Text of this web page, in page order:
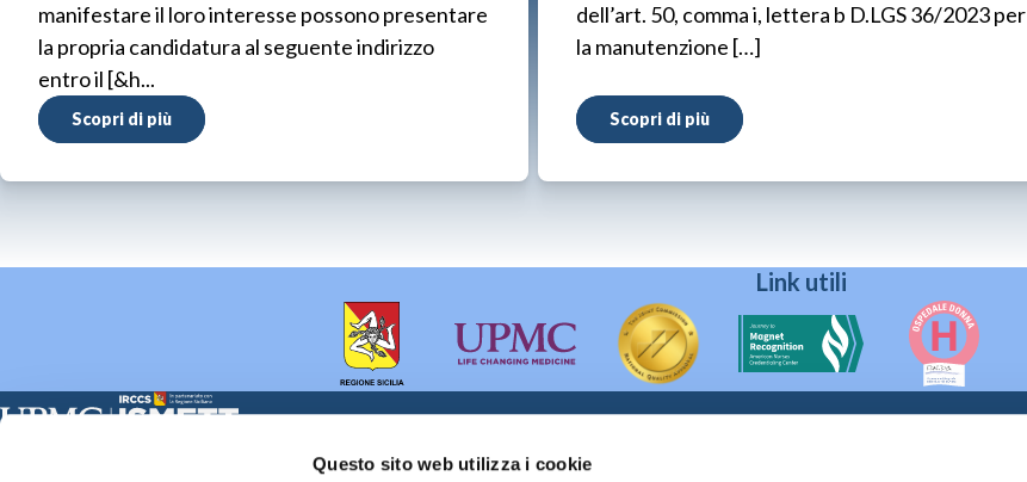
Questo sito web utilizza i cookie
manifestare il loro interesse possono presentare
la propria candidatura al seguente indirizzo
entro il [&h...
Scopri di più
dell’art. 50, comma i, lettera b D.LGS 36/2023 per
la manutenzione […]
Scopri di più
Link utili
Sede Sociale: